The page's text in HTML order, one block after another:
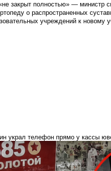
закрыт полностью» — министр
о распространенных
учреждений к новому
украл телефон прямо у кассы